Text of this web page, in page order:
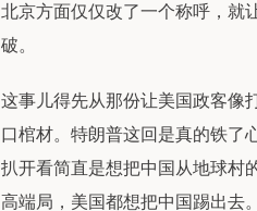
北京方面仅仅改了一个称呼，就
破。
这事儿得先从那份让美国政客像
口棺材。特朗普这回是真的铁了
扒开看简直是想把中国从地球村
高端局，美国都想把中国踢出去。